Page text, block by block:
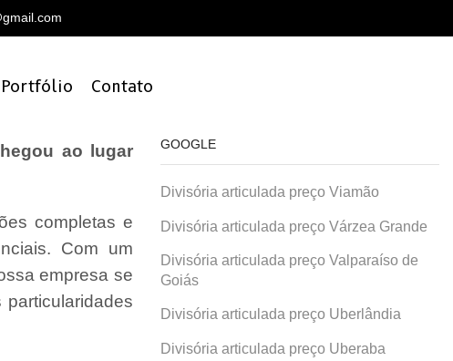
Portfólio Contato
ao lugar
completas e
Com um
empresa se
GOOGLE
Divisória articulada preço Viamão
Divisória articulada preço Várzea Grande
Divisória articulada preço Valparaíso de
Goiás
Divisória articulada preço Uberlândia
Divisória articulada preço Uberaba